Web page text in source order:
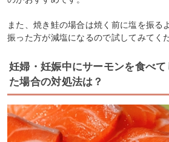
また、焼き鮭の場合は焼く前に塩を振る
振った方が減塩になるので試してみてく
妊婦・妊娠中にサーモンを食べ
た場合の対処法は？